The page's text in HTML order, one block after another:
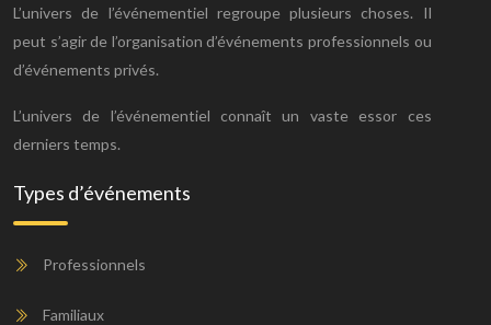
L’univers de l’événementiel regroupe plusieurs choses. Il
peut s’agir de l’organisation d’événements professionnels ou
d’événements privés.
L’univers de l’événementiel connaît un vaste essor ces
derniers temps.
Types d’événements
Professionnels
Familiaux